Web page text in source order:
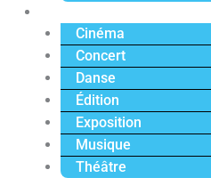
Cinéma
Concert
Danse
Édition
Exposition
Musique
Théâtre